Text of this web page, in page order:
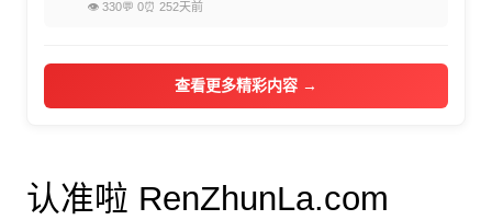
👁 330💬 0⏰ 252天前
查看更多精彩内容 →
认准啦 RenZhunLa.com